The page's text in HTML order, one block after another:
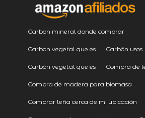
Carbon mineral donde comprar
Carbon vegetal que es Carbón usos
Carbón vegetal que es Compra de
Compra de madera para biomasa
Comprar leña cerca de mi ubicación